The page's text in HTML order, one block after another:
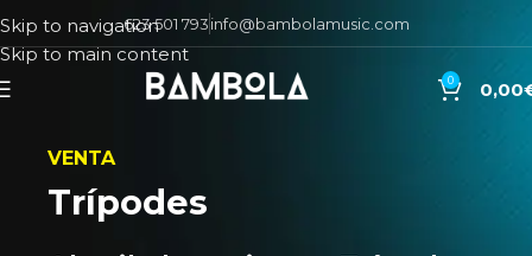
Skip to navigation
Skip to main content
623 501 793info@bambolamusic.com
0 0,00
VENTA
Trípodes